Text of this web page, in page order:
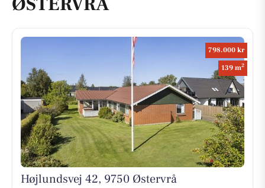
798.000 kr
139 m2
Højlundsvej 42, 9750 Østervrå